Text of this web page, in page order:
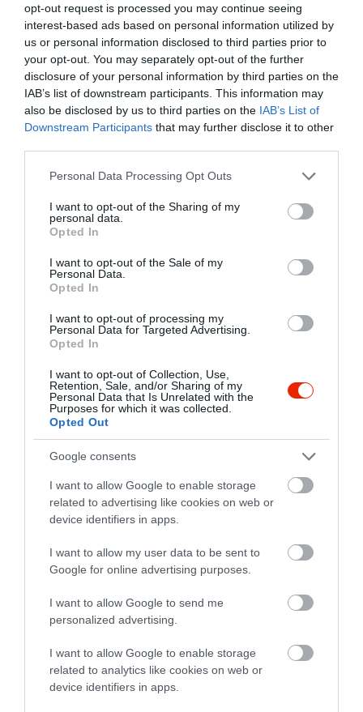
opt-out request is processed you may continue seeing
interest-based ads based on personal information utilized by
us or personal information disclosed to third parties prior to
your opt-out. You may separately opt-out of the further
disclosure of your personal information by third parties on the
IAB’s list of downstream participants. This information may
also be disclosed by us to third parties on the IAB’s List of
Downstream Participants that may further disclose it to other
Please note that this website/app uses one or more Google
not limited to your visit or usage behaviour. You may click to
grant or deny consent to Google and its third-party tags to
use your data for below specified purposes in below Google
consent section.
Personal Data Processing Opt Outs
I want to opt-out of the Sharing of my
personal data.
Opted In
I want to opt-out of the Sale of my
Personal Data.
Opted In
I want to opt-out of processing my
Personal Data for Targeted Advertising.
Opted In
I want to opt-out of Collection, Use,
Retention, Sale, and/or Sharing of my
Personal Data that Is Unrelated with the
Purposes for which it was collected.
Opted Out
Google consents
I want to allow Google to enable storage
related to advertising like cookies on web or
device identifiers in apps.
I want to allow my user data to be sent to
Google for online advertising purposes.
I want to allow Google to send me
personalized advertising.
I want to allow Google to enable storage
related to analytics like cookies on web or
device identifiers in apps.
4.0
Összesen 8
5 6
4 0
2 0
1 2
2020. Augusztus 2.
minőségi alapanyagokból,
enteriőrnek köszönhetően az
kilátás koronáz meg. A
udvarias.
A társaságunk
gyümölcslevest,
parázsburgonyával,
kacsacombot párolt
lilakáposztával, tört
burgonyával, krumplistésztát,
és oreo-s palacsintát
Az italok: Hugo, Aperol Spritz,
Epres limonádé, Latte, dupla
espresso
Nem ajanlom jo szivvel